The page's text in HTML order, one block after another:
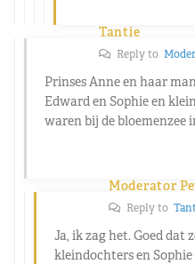
Tantie
Reply to
Prinses Anne en haar
Edward en Sophie en
waren bij de bloemenzee
Moderator
Reply to
Ja, ik zag het. Goed dat
kleindochters en